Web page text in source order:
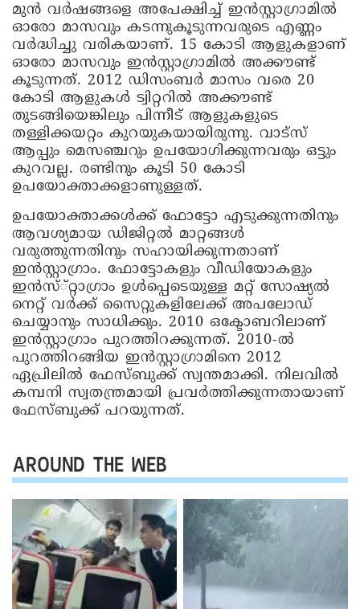
മുൻ വർഷങ്ങളെ അപേക്ഷിച്ച് ഇൻസ്റ്റാഗ്രാമിൽ
ഓരോ മാസവും കടന്നുകൂടുന്നവരുടെ എണ്ണം
വർദ്ധിച്ചു വരികയാണ്. 15 കോടി ആളുകളാണ്
ഓരോ മാസവും ഇൻസ്റ്റാഗ്രാമിൽ അക്കൗണ്ട്
കൂടുന്നത്. 2012 ഡിസംബർ മാസം വരെ 20
കോടി ആളുകൾ ട്വിറ്ററിൽ അക്കൗണ്ട്
തുടങ്ങിയെങ്കിലും പിന്നീട് ആളുകളുടെ
തള്ളിക്കയറ്റം കുറയുകയായിരുന്നു. വാട്‌സ്
ആപ്പും മെസഞ്ചറും ഉപയോഗിക്കുന്നവരും ഒട്ടും
കുറവല്ല. രണ്ടിനും കൂടി 50 കോടി
ഉപയോക്താക്കളാണുള്ളത്.
ഉപയോക്താക്കൾക്ക് ഫോട്ടോ എടുക്കുന്നതിനും
ആവശ്യമായ ഡിജിറ്റൽ മാറ്റങ്ങൾ
വരുത്തുന്നതിനും സഹായിക്കുന്നതാണ്
ഇൻസ്റ്റാഗ്രാം. ഫോട്ടോകളും വീഡിയോകളും
ഇൻസ്്റ്റാഗ്രാം ഉൾപ്പെടെയുള്ള മറ്റ് സോഷ്യൽ
നെറ്റ് വർക്ക് സൈറ്റുകളിലേക്ക് അപലോഡ്
ചെയ്യാനും സാധിക്കും. 2010 ഒക്ടോബറിലാണ്
ഇൻസ്റ്റാഗ്രാം പുറത്തിറക്കുന്നത്. 2010-ൽ
പുറത്തിറങ്ങിയ ഇൻസ്റ്റാഗ്രാമിനെ 2012
ഏപ്രിലിൽ ഫേസ്ബുക്ക് സ്വന്തമാക്കി. നിലവിൽ
കമ്പനി സ്വതന്ത്രമായി പ്രവർത്തിക്കുന്നതായാണ്
ഫേസ്ബുക്ക് പറയുന്നത്.
AROUND THE WEB